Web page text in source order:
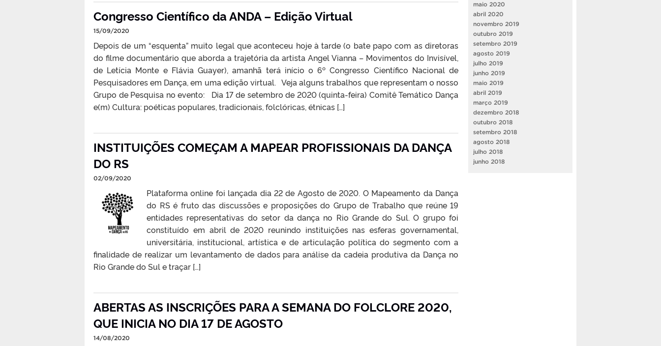
Congresso Científico da ANDA – Edição Virtual
15/09/2020
Depois de um “esquenta” muito legal que aconteceu hoje à tarde (o bate papo com as diretoras
do filme documentário que aborda a trajetória da artista Angel Vianna – Movimentos do Invisível,
de Letícia Monte e Flávia Guayer), amanhã terá início o 6º Congresso Científico Nacional de
Pesquisadores em Dança, em uma edição virtual. Veja alguns trabalhos que representam o nosso
Grupo de Pesquisa no evento: Dia 17 de setembro de 2020 (quinta-feira) Comitê Temático Dança
e(m) Cultura: poéticas populares, tradicionais, folclóricas, étnicas […]
INSTITUIÇÕES COMEÇAM A MAPEAR PROFISSIONAIS DA DANÇA
DO RS
02/09/2020
Plataforma online foi lançada dia 22 de Agosto de 2020. O Mapeamento da Dança
do RS é fruto das discussões e proposições do Grupo de Trabalho que reúne 19
entidades representativas do setor da dança no Rio Grande do Sul. O grupo foi
constituído em abril de 2020 reunindo instituições nas esferas governamental,
universitária, institucional, artística e de articulação política do segmento com a
finalidade de realizar um levantamento de dados para análise da cadeia produtiva da Dança no
Rio Grande do Sul e traçar […]
ABERTAS AS INSCRIÇÕES PARA A SEMANA DO FOLCLORE 2020,
QUE INICIA NO DIA 17 DE AGOSTO
14/08/2020
maio 2020
abril 2020
novembro 2019
outubro 2019
setembro 2019
agosto 2019
julho 2019
junho 2019
maio 2019
abril 2019
março 2019
dezembro 2018
outubro 2018
setembro 2018
agosto 2018
julho 2018
junho 2018